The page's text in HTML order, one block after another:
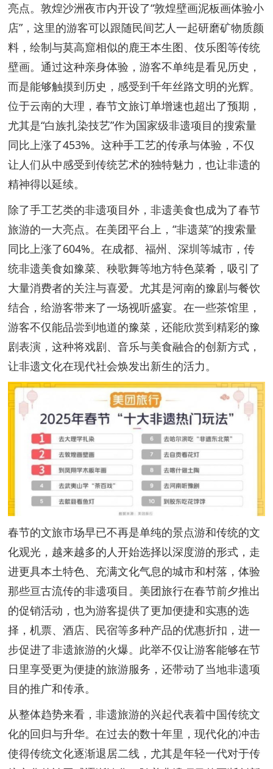
亮点。敦煌沙洲夜市内开设了“敦煌壁画泥板画体验小
店”，这里的游客可以跟随民间艺人一起研磨矿物质颜
料，绘制与莫高窟相似的鹿王本生图、伎乐图等传统
壁画。通过这种亲身体验，游客不单纯是看见历史，
而是能够触摸到历史，感受到千年丝路文明的光辉。
位于云南的大理，春节文旅订单增速也超出了预期，
尤其是“白族扎染技艺”作为国家级非遗项目的搜索量
同比上涨了453%。这种手工艺的传承与体验，不仅
让人们从中感受到传统艺术的独特魅力，也让非遗的
精神得以延续。
除了手工艺类的非遗项目外，非遗美食也成为了春节
旅游的一大亮点。在美团平台上，“非遗菜”的搜索量
同比上涨了604%。在成都、福州、深圳等城市，传
统非遗美食如豫菜、秧歌舞等地方特色菜肴，吸引了
大量消费者的关注与喜爱。尤其是河南的豫剧与餐饮
结合，给游客带来了一场视听盛宴。在一些茶馆里，
游客不仅能品尝到地道的豫菜，还能欣赏到精彩的豫
剧表演，这种将戏剧、音乐与美食融合的创新方式，
让非遗文化在现代社会焕发出新生的活力。
春节的文旅市场早已不再是单纯的景点游和传统的文
化观光，越来越多的人开始选择以深度游的形式，走
进更具本土特色、充满文化气息的城市和村落，体验
那些亘古流传的非遗项目。美团旅行在春节前夕推出
的促销活动，也为游客提供了更加便捷和实惠的选
择，机票、酒店、民宿等多种产品的优惠折扣，进一
步促进了非遗旅游的火爆。此举不仅让游客能够在节
日里享受更为便捷的旅游服务，还带动了当地非遗项
目的推广和传承。
从整体趋势来看，非遗旅游的兴起代表着中国传统文
化的回归与升华。在过去的数十年里，现代化的冲击
使得传统文化逐渐退居二线，尤其是年轻一代对于传